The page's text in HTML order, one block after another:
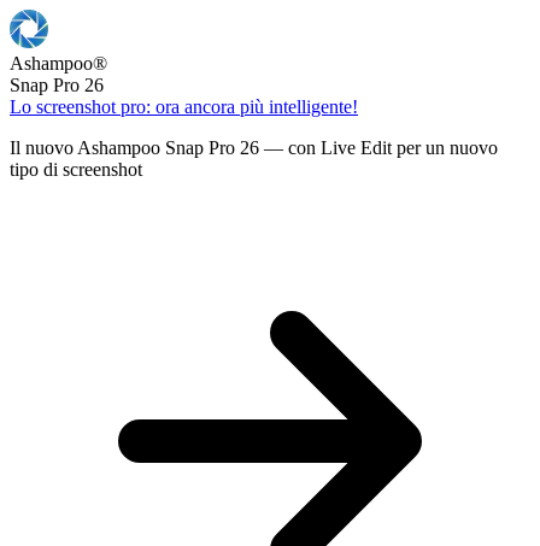
Ashampoo®
Snap Pro 26
Lo screenshot pro: ora ancora più intelligente!
Il nuovo Ashampoo Snap Pro 26 — con Live Edit per un nuovo
tipo di screenshot